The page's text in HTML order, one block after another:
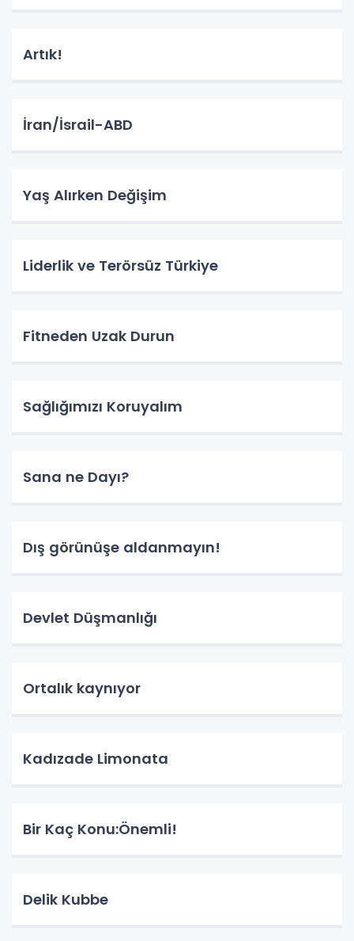
Artık!
İran/İsrail-ABD
Yaş Alırken Değişim
Liderlik ve Terörsüz Türkiye
Fitneden Uzak Durun
Sağlığımızı Koruyalım
Sana ne Dayı?
Dış görünüşe aldanmayın!
Devlet Düşmanlığı
Ortalık kaynıyor
Kadızade Limonata
Bir Kaç Konu:Önemli!
Delik Kubbe